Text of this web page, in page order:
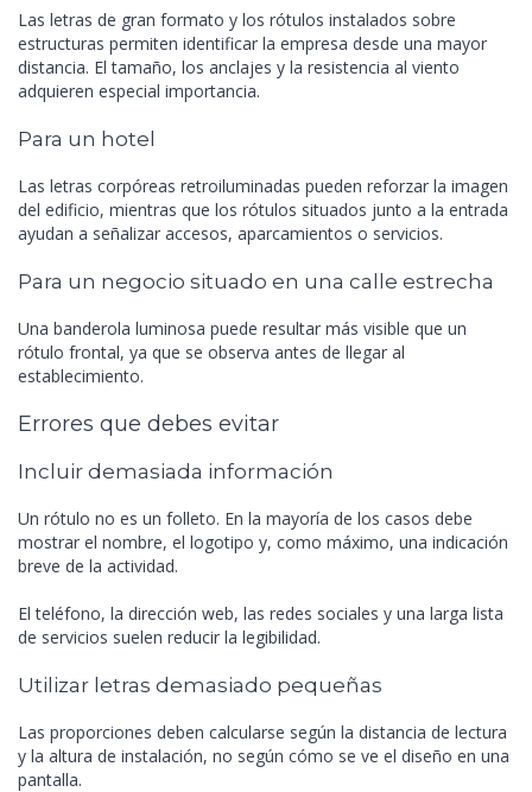
Las letras de gran formato y los rótulos instalados sobre
estructuras permiten identificar la empresa desde una mayor
distancia. El tamaño, los anclajes y la resistencia al viento
adquieren especial importancia.
Para un hotel
Las letras corpóreas retroiluminadas pueden reforzar la imagen
del edificio, mientras que los rótulos situados junto a la entrada
ayudan a señalizar accesos, aparcamientos o servicios.
Para un negocio situado en una calle estrecha
Una banderola luminosa puede resultar más visible que un
rótulo frontal, ya que se observa antes de llegar al
establecimiento.
Errores que debes evitar
Incluir demasiada información
Un rótulo no es un folleto. En la mayoría de los casos debe
mostrar el nombre, el logotipo y, como máximo, una indicación
breve de la actividad.
El teléfono, la dirección web, las redes sociales y una larga lista
de servicios suelen reducir la legibilidad.
Utilizar letras demasiado pequeñas
Las proporciones deben calcularse según la distancia de lectura
y la altura de instalación, no según cómo se ve el diseño en una
pantalla.